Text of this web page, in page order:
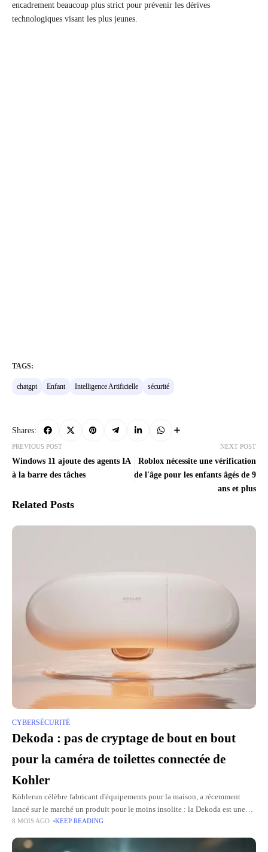
encadrement beaucoup plus strict pour prévenir les dérives
technologiques visant les plus jeunes.
TAGS:
chatgpt Enfant Intelligence Artificielle sécurité
Shares:
PREVIOUS POST
Windows 11 ajoute des agents IA
à la barre des tâches
NEXT POST
Roblox nécessite une vérification
de l'âge pour les enfants âgés de 9
ans et plus
Related Posts
CYBERSÉCURITÉ
Dekoda : pas de cryptage de bout en bout
pour la caméra de toilettes connectée de
Kohler
Köhlerun célèbre fabricant d'équipements pour la maison, a récemment
lancé sur le marché un produit pour le moins insolite : la Dekoda est une
caméra intelligente à fixer directement sur
8 MOIS AGO KEEP READING